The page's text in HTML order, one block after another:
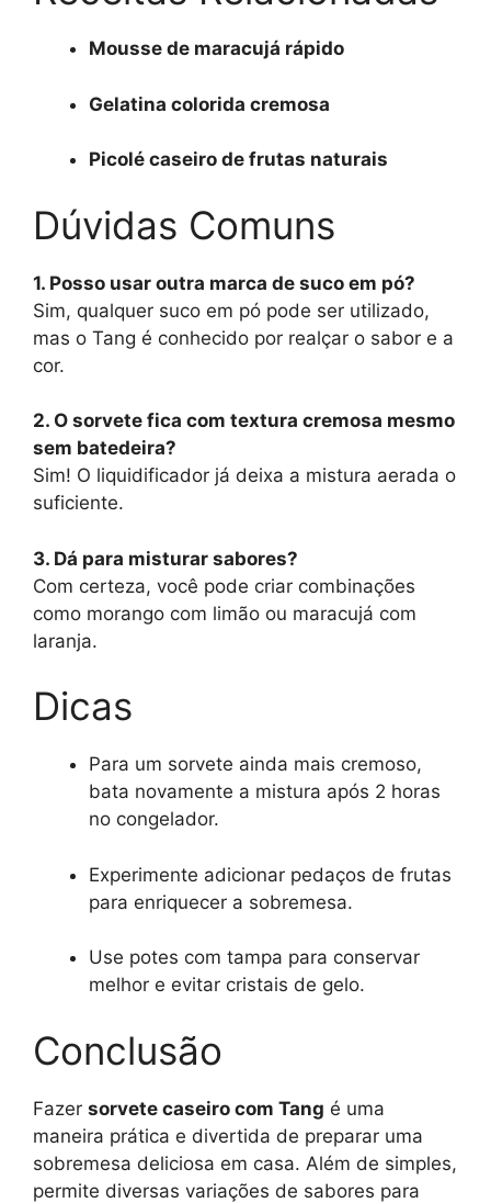
Mousse de maracujá rápido
Gelatina colorida cremosa
Picolé caseiro de frutas naturais
Dúvidas Comuns
1. Posso usar outra marca de suco em pó?
Sim, qualquer suco em pó pode ser utilizado,
mas o Tang é conhecido por realçar o sabor e a
cor.
2. O sorvete fica com textura cremosa mesmo
sem batedeira?
Sim! O liquidificador já deixa a mistura aerada o
suficiente.
3. Dá para misturar sabores?
Com certeza, você pode criar combinações
como morango com limão ou maracujá com
laranja.
Dicas
Para um sorvete ainda mais cremoso,
bata novamente a mistura após 2 horas
no congelador.
Experimente adicionar pedaços de frutas
para enriquecer a sobremesa.
Use potes com tampa para conservar
melhor e evitar cristais de gelo.
Conclusão
Fazer sorvete caseiro com Tang é uma
maneira prática e divertida de preparar uma
sobremesa deliciosa em casa. Além de simples,
permite diversas variações de sabores para